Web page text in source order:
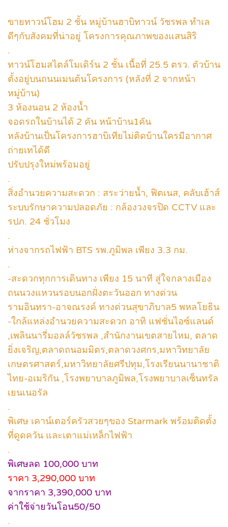
ขายทาวน์โฮม 2 ชั้น หมู่บ้านฮาบิทาวน์ วัชรพล ทำเล
ดีๆกับสังคมที่น่าอยู่ โครงการคุณภาพของแสนสิริ
.
ทาวน์โฮมสไตล์โมเดิร์น 2 ชั้น เนื้อที่ 25.5 ตรว. ตัวบ้าน
ตั้งอยู่บนถนนเมนต้นโครงการ (หลังที่ 2 จากหน้า
หมู่บ้าน)
3 ห้องนอน 2 ห้องน้ำ
จอดรถในบ้านได้ 2 คัน หน้าบ้าน1คัน
หลังบ้านเป็นโครงการฮาบิเทียไม่ติดบ้านใครมีอากาศ
ถ่ายเทได้ดี
ปรับปรุงใหม่พร้อมอยู่
.
สิ่งอำนวยความสะดวก : สระว่ายน้ำ, ฟิตเนส, คลับเฮ้าส์
ระบบรักษาความปลอดภัย : กล้องวงจรปิด CCTV และ
รปภ. 24 ชั่วโมง
.
ห่างจากรถไฟฟ้า BTS รพ.ภูมิพล เพียง 3.3 กม.
.
-สะดวกทุกการเดินทาง เพียง 15 นาที สู่ใจกลางเมือง
ถนนวงแหวนรอบนอกฝั่งตะวันออก ทางด่วน
รามอินทรา-อาจณรงค์ ทางด่วนสุขาภิบาล5 พหลโยธิน
-ใกล้แหล่งอำนวยความสะดวก อาทิ แฟชั่นไอซ์แลนด์
,เพลินนารี่มอลล์วัชรพล ,สำนักงานเขตสายไหม, ตลาด
ยิ่งเจริญ,ตลาดถนอมมิตร,ตลาดวงศกร,มหาวิทยาลัย
เกษตรศาสตร์,มหาวิทยาลัยศรีปทุม,โรงเรียนนานาชาติ
ไทย-อเมริกัน ,โรงพยาบาลภูมิพล,โรงพยาบาลเซ็นทรัล
เยนเนอรัล
.
พิเศษ เคาน์เตอร์ครัวสวยๆของ Starmark พร้อมติดตั้ง
ที่ดูดควัน และเตาแม่เหล็กไฟฟ้า
.
พิเศษลด 100,000 บาท
ราคา 3,290,000 บาท
จากราคา 3,390,000 บาท
ค่าใช้จ่ายวันโอน50/50
.